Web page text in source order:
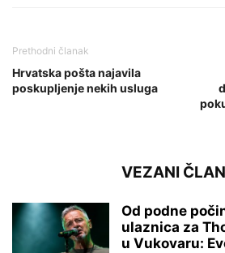
Prethodni članak
Hrvatska pošta najavila
poskupljenje nekih usluga
VEZANI
Od podne
ulaznica za
u Vukovaru: